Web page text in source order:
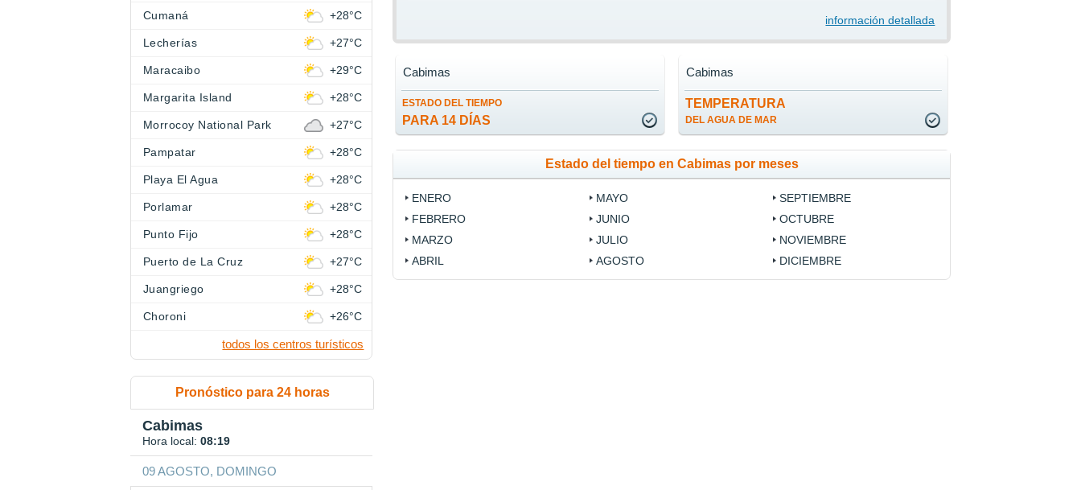
información detallada
ESTADO DEL TIEMPO
PARA 14 DÍAS
Cabimas
TEMPERATURA
DEL AGUA DE MAR
Cabimas
Estado del tiempo en Cabimas por meses
ENERO
FEBRERO
MARZO
ABRIL
MAYO
JUNIO
JULIO
AGOSTO
SEPTIEMBRE
OCTUBRE
NOVIEMBRE
DICIEMBRE
Cumaná +28°C
Lecherías +27°C
Maracaibo +29°C
Margarita Island +28°C
Morrocoy National Park +27°C
Pampatar +28°C
Playa El Agua +28°C
Porlamar +28°C
Punto Fijo +28°C
Puerto de La Cruz +27°C
Juangriego +28°C
Choroni +26°C
todos los centros turísticos
Pronóstico para 24 horas
Cabimas
Hora local: 08:19
09 AGOSTO, DOMINGO